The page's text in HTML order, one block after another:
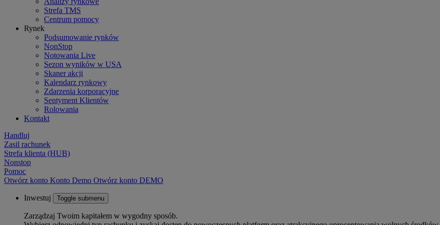
Strefa TMS
Centrum pomocy
Rynek
Podsumowanie rynków
NonStop
Notowania Live
Sezon wyników w USA
Skaner akcji
Kalendarz rynkowy
Zdarzenia korporacyjne
Sentyment Klientów
Rolowania
Kontakt
Handluj
Zasil rachunek
Strefa klienta (HUB)
Nonstop
Pomoc
Otwórz konto Konto Demo Otwórz konto DEMO
Inwestuj Toggle submenu
Zarządzaj Twoim kapitałem w wygodny sposób.